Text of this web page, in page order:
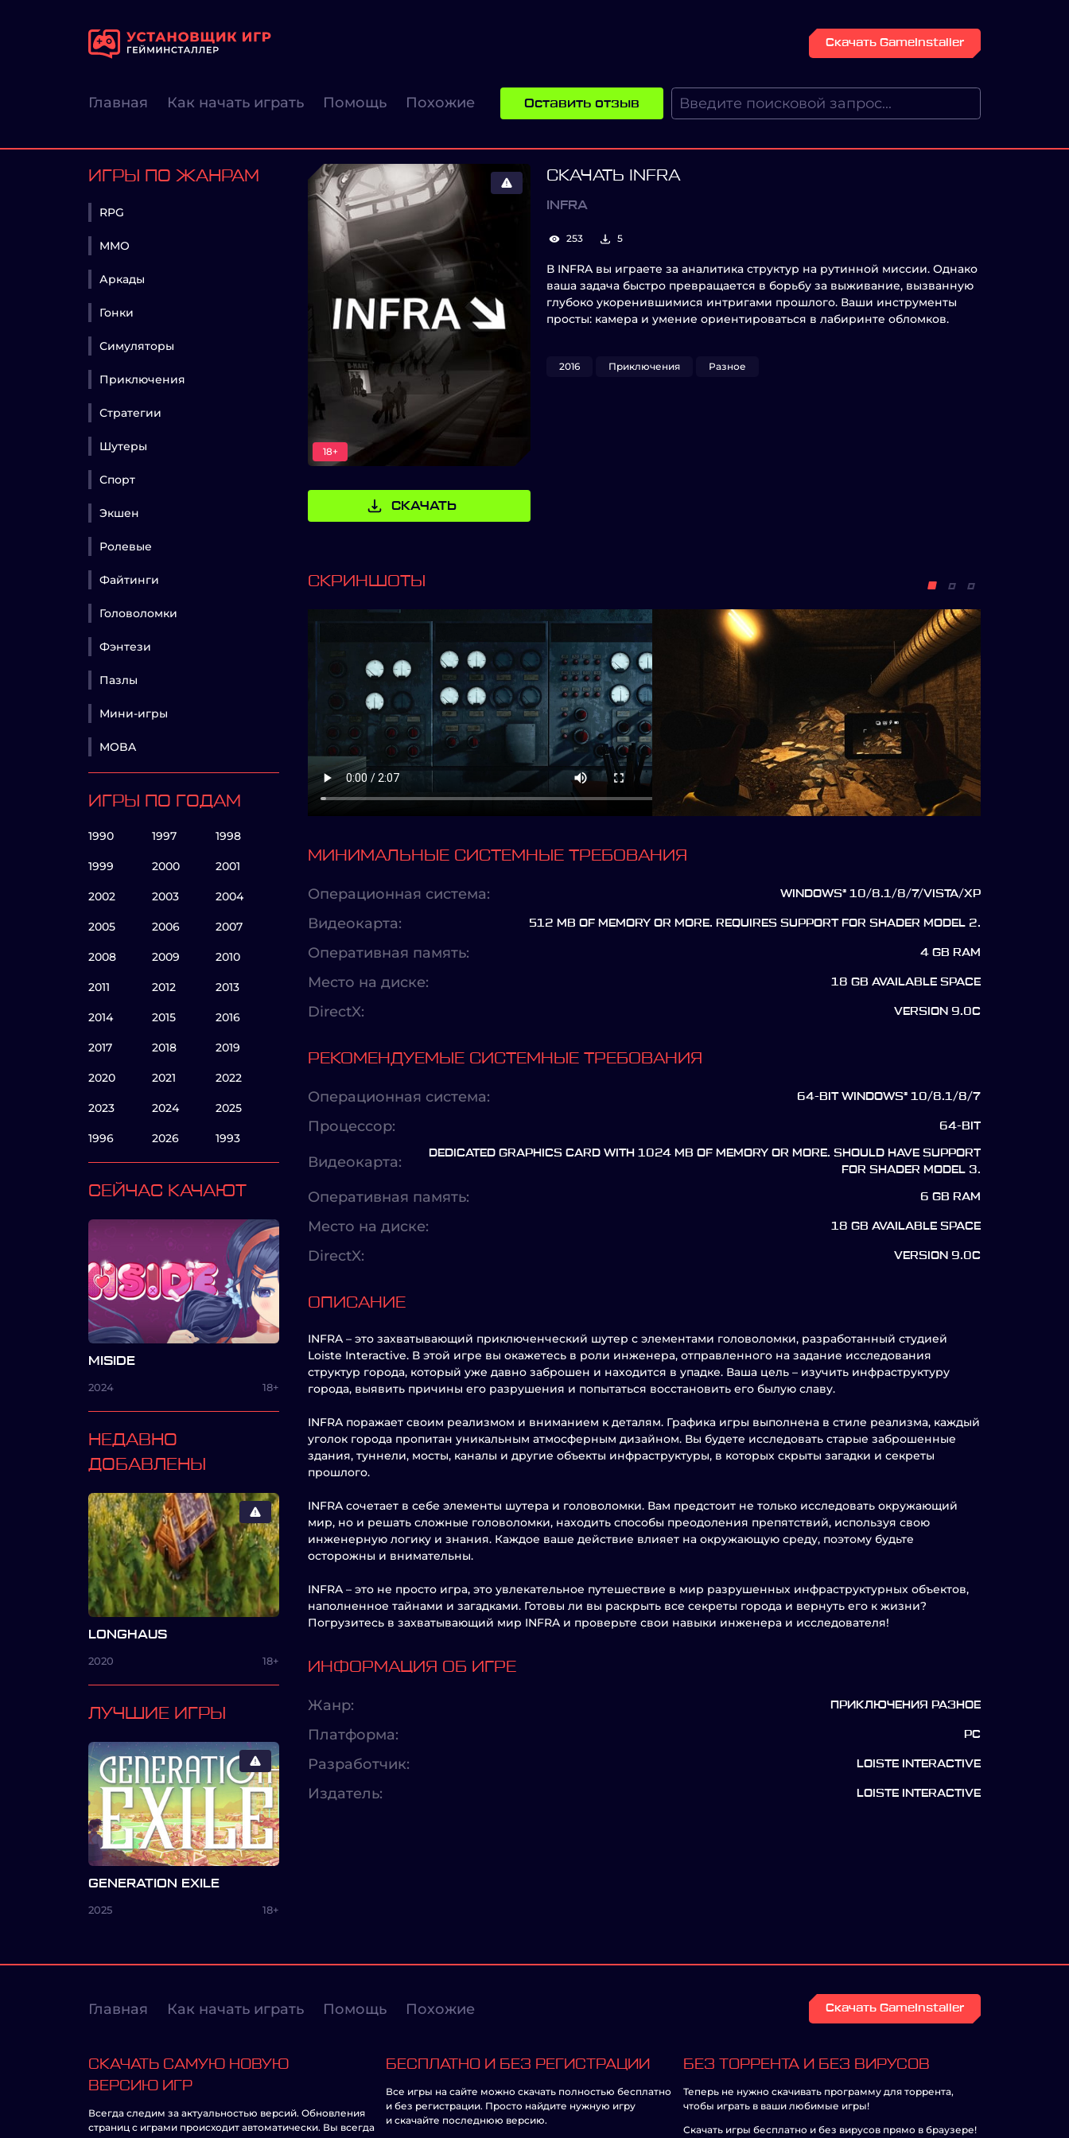
Скачать GameInstaller
Главная Как начать играть Помощь Похожие Оставить отзыв
ИГРЫ ПО ЖАНРАМ
RPG
MMO
Аркады
Гонки
Симуляторы
Приключения
Стратегии
Шутеры
Спорт
Экшен
Ролевые
Файтинги
Головоломки
Фэнтези
Пазлы
Мини-игры
MOBA
ИГРЫ ПО ГОДАМ
1990 1997 1998
1999 2000 2001
2002 2003 2004
2005 2006 2007
2008 2009 2010
2011 2012 2013
2014 2015 2016
2017 2018 2019
2020 2021 2022
2023 2024 2025
1996 2026 1993
СЕЙЧАС КАЧАЮТ
MISIDE
2024 18+
НЕДАВНО
ДОБАВЛЕНЫ
LONGHAUS
2020 18+
ЛУЧШИЕ ИГРЫ
GENERATION EXILE
2025 18+
18+
СКАЧАТЬ
СКАЧАТЬ INFRA
INFRA
253 5
В INFRA вы играете за аналитика структур на рутинной миссии. Однако
ваша задача быстро превращается в борьбу за выживание, вызванную
глубоко укоренившимися интригами прошлого. Ваши инструменты
просты: камера и умение ориентироваться в лабиринте обломков.
2016 Приключения Разное
СКРИНШОТЫ
МИНИМАЛЬНЫЕ СИСТЕМНЫЕ ТРЕБОВАНИЯ
Операционная система: WINDOWS® 10/8.1/8/7/VISTA/XP
Видеокарта: 512 MB OF MEMORY OR MORE. REQUIRES SUPPORT FOR SHADER MODEL 2.
Оперативная память: 4 GB RAM
Место на диске: 18 GB AVAILABLE SPACE
DirectX: VERSION 9.0C
РЕКОМЕНДУЕМЫЕ СИСТЕМНЫЕ ТРЕБОВАНИЯ
Операционная система: 64-BIT WINDOWS® 10/8.1/8/7
Процессор: 64-BIT
Видеокарта:
DEDICATED GRAPHICS CARD WITH 1024 MB OF MEMORY OR MORE. SHOULD HAVE SUPPORT
FOR SHADER MODEL 3.
Оперативная память: 6 GB RAM
Место на диске: 18 GB AVAILABLE SPACE
DirectX: VERSION 9.0C
ОПИСАНИЕ
INFRA – это захватывающий приключенческий шутер с элементами головоломки, разработанный студией
Loiste Interactive. В этой игре вы окажетесь в роли инженера, отправленного на задание исследования
структур города, который уже давно заброшен и находится в упадке. Ваша цель – изучить инфраструктуру
города, выявить причины его разрушения и попытаться восстановить его былую славу.
INFRA поражает своим реализмом и вниманием к деталям. Графика игры выполнена в стиле реализма, каждый
уголок города пропитан уникальным атмосферным дизайном. Вы будете исследовать старые заброшенные
здания, туннели, мосты, каналы и другие объекты инфраструктуры, в которых скрыты загадки и секреты
прошлого.
INFRA сочетает в себе элементы шутера и головоломки. Вам предстоит не только исследовать окружающий
мир, но и решать сложные головоломки, находить способы преодоления препятствий, используя свою
инженерную логику и знания. Каждое ваше действие влияет на окружающую среду, поэтому будьте
осторожны и внимательны.
INFRA – это не просто игра, это увлекательное путешествие в мир разрушенных инфраструктурных объектов,
наполненное тайнами и загадками. Готовы ли вы раскрыть все секреты города и вернуть его к жизни?
Погрузитесь в захватывающий мир INFRA и проверьте свои навыки инженера и исследователя!
ИНФОРМАЦИЯ ОБ ИГРЕ
Жанр: ПРИКЛЮЧЕНИЯ РАЗНОЕ
Платформа: PC
Разработчик: LOISTE INTERACTIVE
Издатель: LOISTE INTERACTIVE
Главная Как начать играть Помощь Похожие Скачать GameInstaller
СКАЧАТЬ САМУЮ НОВУЮ
ВЕРСИЮ ИГР
Всегда следим за актуальностью версий. Обновления
страниц с играми происходит автоматически. Вы всегда
БЕСПЛАТНО И БЕЗ РЕГИСТРАЦИИ
Все игры на сайте можно скачать полностью бесплатно
и без регистрации. Просто найдите нужную игру
и скачайте последнюю версию.
БЕЗ ТОРРЕНТА И БЕЗ ВИРУСОВ
Теперь не нужно скачивать программу для торрента,
чтобы играть в ваши любимые игры!
Скачать игры бесплатно и без вирусов прямо в браузере!